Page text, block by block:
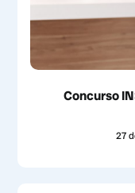
Concurso
27